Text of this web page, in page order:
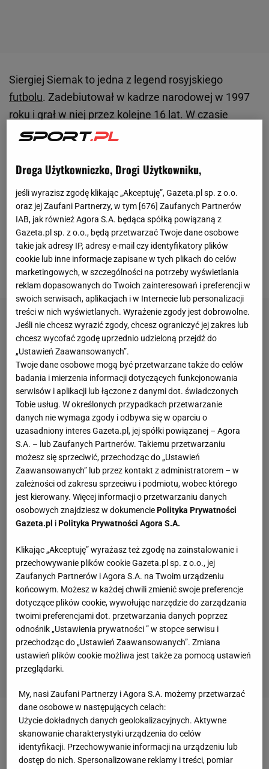
Siergiej Siemak to jedna z legend rosyjskiego
futbolu. Zadebiutował w kadrze narodowej w 1997
roku i grał w niej przez kolejne 16 lat. W czasie
bogatej kariery zawodniczej reprezentował czołowe
Kazań, Zenit Sankt Petersburg), a w latach 2005-
zakończeniu kariery piłkarskiej został trenerem:
zaczął od Zenita, następnie był asystentem dwóch
selekcjonerów kadry, a więc Fabio Capello i Leonida
Słuckiego. Od 2018 roku jest pierwszym trenerem
ekipy z Sankt Petersburga.
Zobacz wideoTotalna degrengolada w Legii
Siemak zatrzymany w Monachium. O co chodziło?
Droga Użytkowniczko, Drogi Użytkowniku,
jeśli wyrazisz zgodę klikając „Akceptuję”, Gazeta.pl sp. z o.o.
oraz jej Zaufani Partnerzy, w tym [676] Zaufanych Partnerów
IAB, jak również Agora S.A. będąca spółką powiązaną z
Gazeta.pl sp. z o.o., będą przetwarzać Twoje dane osobowe
takie jak adresy IP, adresy e-mail czy identyfikatory plików
cookie lub inne informacje zapisane w tych plikach do celów
marketingowych, w szczególności na potrzeby wyświetlania
reklam dopasowanych do Twoich zainteresowań i preferencji w
swoich serwisach, aplikacjach i w Internecie lub personalizacji
treści w nich wyświetlanych. Wyrażenie zgody jest dobrowolne.
Jeśli nie chcesz wyrazić zgody, chcesz ograniczyć jej zakres lub
chcesz wycofać zgodę uprzednio udzieloną przejdź do
„Ustawień Zaawansowanych”.
Twoje dane osobowe mogą być przetwarzane także do celów
badania i mierzenia informacji dotyczących funkcjonowania
serwisów i aplikacji lub łączone z danymi dot. świadczonych
Tobie usług. W określonych przypadkach przetwarzanie
danych nie wymaga zgody i odbywa się w oparciu o
uzasadniony interes Gazeta.pl, jej spółki powiązanej – Agora
S.A. – lub Zaufanych Partnerów. Takiemu przetwarzaniu
możesz się sprzeciwić, przechodząc do „Ustawień
Zaawansowanych” lub przez kontakt z administratorem – w
zależności od zakresu sprzeciwu i podmiotu, wobec którego
jest kierowany. Więcej informacji o przetwarzaniu danych
osobowych znajdziesz w dokumenciePolityka Prywatności
Gazeta.pl iPolityka Prywatności Agora S.A.
Klikając „Akceptuję” wyrażasz też zgodę na zainstalowanie i
przechowywanie plików cookie Gazeta.pl sp. z o.o., jej
Zaufanych Partnerów i Agora S.A. na Twoim urządzeniu
końcowym. Możesz w każdej chwili zmienić swoje preferencje
dotyczące plików cookie, wywołując narzędzie do zarządzania
twoimi preferencjami dot. przetwarzania danych poprzez
odnośnik „Ustawienia prywatności ” w stopce serwisu i
przechodząc do „Ustawień Zaawansowanych”. Zmiana
ustawień plików cookie możliwa jest także za pomocą ustawień
przeglądarki.
My, nasi Zaufani Partnerzy i Agora S.A. możemy przetwarzać
dane osobowe w następujących celach:
Użycie dokładnych danych geolokalizacyjnych. Aktywne
skanowanie charakterystyki urządzenia do celów
identyfikacji. Przechowywanie informacji na urządzeniu lub
dostęp do nich. Spersonalizowane reklamy i treści, pomiar